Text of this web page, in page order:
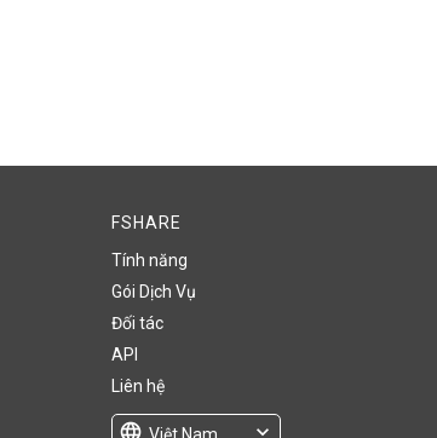
FSHARE
Tính năng
Gói Dịch Vụ
Đối tác
API
Liên hệ
language Việt Nam expand_more